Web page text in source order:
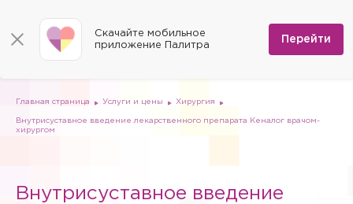
Вакансии
Документы
Сертификаты
Способы оплаты
Страховые организации
Заказать документы для налоговой
Онлайн-диагностика
Анкета оценки качества услуг
Мы на карте
Главная страница Услуги и цены Хирургия
Внутрисуставное введение лекарственного препарата Кеналог врачом-
хирургом
Внутрисуставное введение
Скачайте мобильное
приложение Палитра
Перейти